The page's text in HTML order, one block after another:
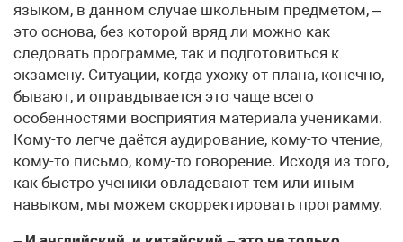
языком, в данном случае школьным предметом, –
это основа, без которой вряд ли можно как
следовать программе, так и подготовиться к
экзамену. Ситуации, когда ухожу от плана, конечно,
бывают, и оправдывается это чаще всего
особенностями восприятия материала учениками.
Кому-то легче даётся аудирование, кому-то чтение,
кому-то письмо, кому-то говорение. Исходя из того,
как быстро ученики овладевают тем или иным
навыком, мы можем скорректировать программу.